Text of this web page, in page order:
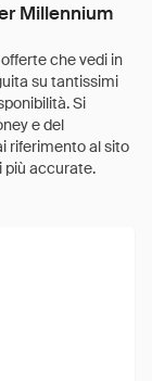
Millennium